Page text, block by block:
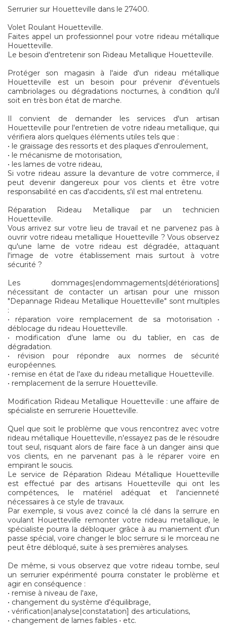
Serrurier sur Houetteville dans le 27400.
Volet Roulant Houetteville.
Faites appel un professionnel pour votre rideau métallique
Houetteville.
Le besoin d'entretenir son Rideau Metallique Houetteville.
Protéger son magasin à l'aide d'un rideau métallique
Houetteville est un besoin pour prévenir d'éventuels
cambriolages ou dégradations nocturnes, à condition qu'il
soit en très bon état de marche.
Il convient de demander les services d'un artisan
Houetteville pour l'entretien de votre rideau metallique, qui
vérifiera alors quelques éléments utiles tels que :
• le graissage des ressorts et des plaques d'enroulement,
• le mécanisme de motorisation,
• les lames de votre rideau,
Si votre rideau assure la devanture de votre commerce, il
peut devenir dangereux pour vos clients et être votre
responsabilité en cas d'accidents, s'il est mal entretenu.
Réparation Rideau Metallique par un technicien
Houetteville.
Vous arrivez sur votre lieu de travail et ne parvenez pas à
ouvrir votre rideau metallique Houetteville ? Vous observez
qu'une lame de votre rideau est dégradée, attaquant
l'image de votre établissement mais surtout à votre
sécurité ?
Les dommages|endommagements|détériorations]
nécessitant de contacter un artisan pour une misson
"Depannage Rideau Metallique Houetteville" sont multiples
:
• réparation voire remplacement de sa motorisation •
déblocage du rideau Houetteville.
• modification d'une lame ou du tablier, en cas de
dégradation.
• révision pour répondre aux normes de sécurité
européennes.
• remise en état de l'axe du rideau metallique Houetteville.
• remplacement de la serrure Houetteville.
Modification Rideau Metallique Houetteville : une affaire de
spécialiste en serrurerie Houetteville.
Quel que soit le problème que vous rencontrez avec votre
rideau métallique Houetteville, n'essayez pas de le résoudre
tout seul, risquant alors de faire face à un danger ainsi que
vos clients, en ne parvenant pas à le réparer voire en
empirant le soucis.
Le service de Réparation Rideau Métallique Houetteville
est effectué par des artisans Houetteville qui ont les
compétences, le matériel adéquat et l'ancienneté
nécessaires à ce style de travaux.
Par exemple, si vous avez coincé la clé dans la serrure en
voulant Houetteville remonter votre rideau metallique, le
spécialiste pourra la débloquer grâce à au maniement d'un
passe spécial, voire changer le bloc serrure si le morceau ne
peut être débloqué, suite à ses premières analyses.
De même, si vous observez que votre rideau tombe, seul
un serrurier expérimenté pourra constater le problème et
agir en conséquence :
• remise à niveau de l'axe,
• changement du système d'équilibrage,
• vérification|analyse|constatation] des articulations,
• changement de lames faibles • etc.